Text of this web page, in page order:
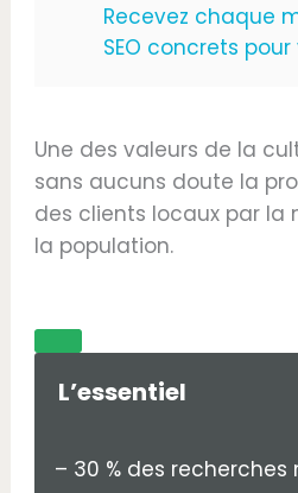
Recevez chaque
SEO concrets
Une des valeurs de la
sans aucuns doute la
des clients locaux par la
la population.
L’essentiel
– 30 % des recherches